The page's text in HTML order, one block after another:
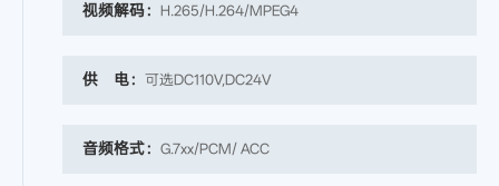
视频解码： H.265/H.264/MPEG4
供 电： 可选DC110V,DC24V
音频格式： G.7xx/PCM/ ACC